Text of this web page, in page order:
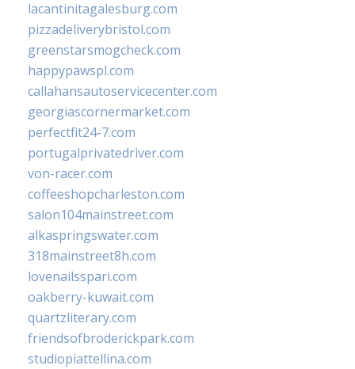
lacantinitagalesburg.com
pizzadeliverybristol.com
greenstarsmogcheck.com
happypawspl.com
callahansautoservicecenter.com
georgiascornermarket.com
perfectfit24-7.com
portugalprivatedriver.com
von-racer.com
coffeeshopcharleston.com
salon104mainstreet.com
alkaspringswater.com
318mainstreet8h.com
lovenailsspari.com
oakberry-kuwait.com
quartzliterary.com
friendsofbroderickpark.com
studiopiattellina.com